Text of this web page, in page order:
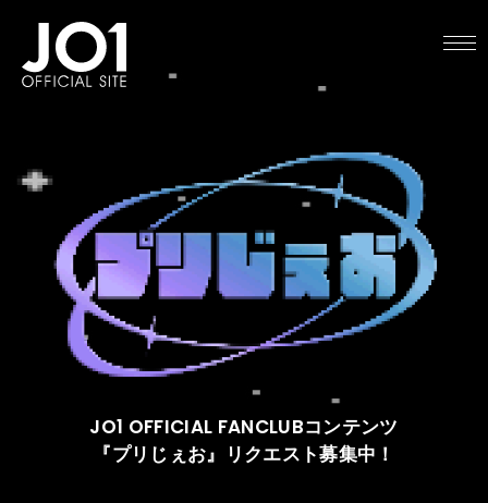
SCHEDULE
ARCHIVES
CALL
OFFICIAL STORE
LAPONE STORE
JO1 MAIL
JO1 OFFICIAL FANCLUBコンテンツ
『プリじぇお』リクエスト募集中！